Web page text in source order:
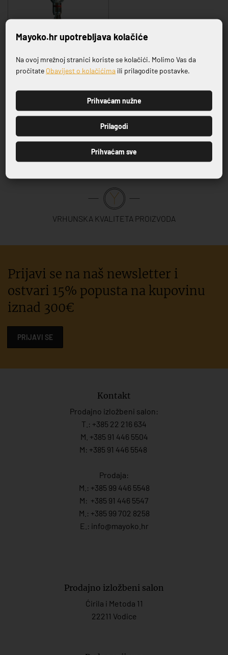
DOZATOR SREBRNI BEZ
NOSAČA
VRHUNSKA KVALITETA PROIZVODA
Prijavi se na naš newsletter i
ostvari 15% popusta na kupovinu
iznad 300€
PRIJAVI SE
Kontakt
Prodajno izložbeni salon:
T.: +385 22 216 634
M. +385 91 446 5504
M: +385 91 446 5548
Prodaja:
M.: +385 99 446 5548
M: +385 91 446 5547
M.: +385 99 702 8258
E.: info@mayoko. hr
Prodajno izložbeni salon
Ćirila i Metoda 11
22211 Vodice
Prijavite se na naš newsletter
PRIJAVI SE
Mayoko.hr upotrebljava kolačiće
Na ovoj mrežnoj stranici koriste se kolačići. Molimo Vas da
pročitate Obavijest o kolačićima ili prilagodite postavke.
Prihvaćam nužne
Prilagodi
Prihvaćam sve